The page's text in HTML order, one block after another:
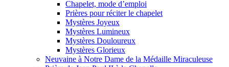
Chapelet, mode d’emploi
Prières pour réciter le chapelet
Mystères Joyeux
Mystères Lumineux
Mystères Douloureux
Mystères Glorieux
Neuvaine à Notre Dame de la Médaille Miraculeuse